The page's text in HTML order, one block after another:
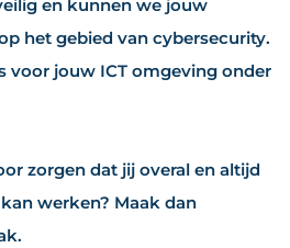
en kunnen we jouw
het gebied van cybersecurity.
voor jouw ICT omgeving onder
zorgen dat jij overal en altijd
werken? Maak dan